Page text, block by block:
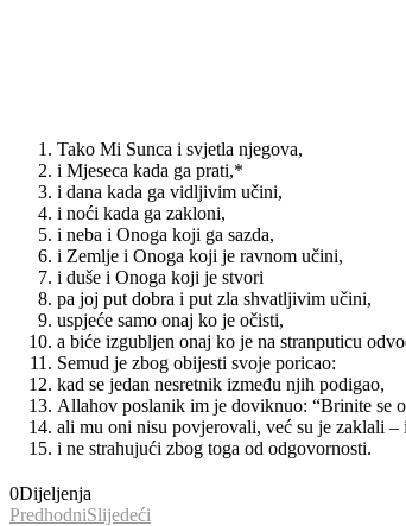
Tako Mi Sunca i svjetla njegova,
i Mjeseca kada ga prati,*
i dana kada ga vidljivim učini,
i noći kada ga zakloni,
i neba i Onoga koji ga sazda,
i Zemlje i Onoga koji je ravnom učini,
i duše i Onoga koji je stvori
pa joj put dobra i put zla shvatljivim učini,
uspjeće samo onaj ko je očisti,
a biće izgubljen onaj ko je na stranputicu
Semud je zbog obijesti svoje poricao:
kad se jedan nesretnik između njih podigao,
Allahov poslanik im je doviknuo: “Brinite se
ali mu oni nisu povjerovali, već su je zaklali
i ne strahujući zbog toga od odgovornosti.
0Dijeljenja
PredhodniSlijedeći